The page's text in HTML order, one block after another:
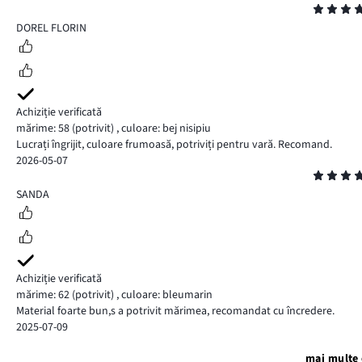
5
DOREL FLORIN
Achiziție verificată
mărime: 58 (potrivit) ,culoare: bej nisipiu
Lucrați îngrijit, culoare frumoasă, potriviți pentru vară. Recomand.
2026-05-07
5
SANDA
Achiziție verificată
mărime: 62 (potrivit) ,culoare: bleumarin
Material foarte bun,s a potrivit mărimea, recomandat cu încredere.
2025-07-09
mai